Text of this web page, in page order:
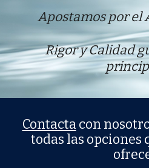
Apostamos por el
Rigor y Calidad
Contacta con
todas las opciones